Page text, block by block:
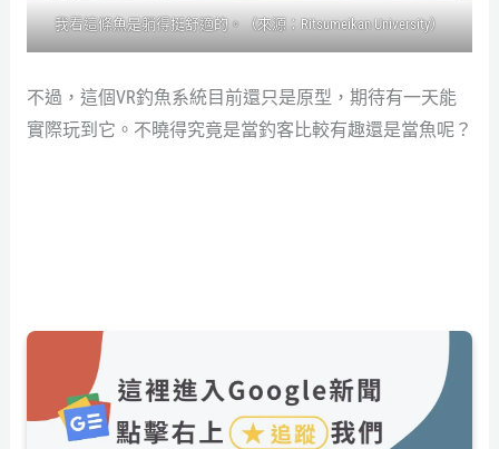
我看這條魚是躺得挺舒適的。（來源：Ritsumeikan University）
不過，這個VR釣魚系統目前還只是原型，期待有一天能
實際玩到它。不曉得究竟是當釣客比較有趣還是當魚呢？